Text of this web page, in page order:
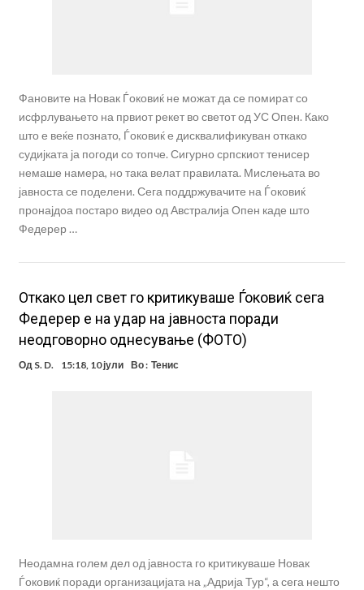
Фановите на Новак Ѓоковиќ не можат да се помират со
исфрлувањето на првиот рекет во светот од УС Опен. Како
што е веќе познато, Ѓоковиќ е дисквалификуван откако
судијката ја погоди со топче. Сигурно српскиот тенисер
немаше намера, но така велат правилата. Мислењата во
јавноста се поделени. Сега поддржувачите на Ѓоковиќ
пронајдоа постаро видео од Австралија Опен каде што
Федерер …
Откако цел свет го критикуваше Ѓоковиќ сега
Федерер е на удар на јавноста поради
неодговорно однесување (ФОТО)
Од S. D. 15:18, 10 јули Во : Тенис
Неодамна голем дел од јавноста го критикуваше Новак
Ѓоковиќ поради организацијата на „Адрија Тур“, а сега нешто